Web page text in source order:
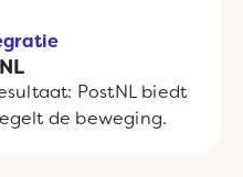
PostNL biedt
de beweging.